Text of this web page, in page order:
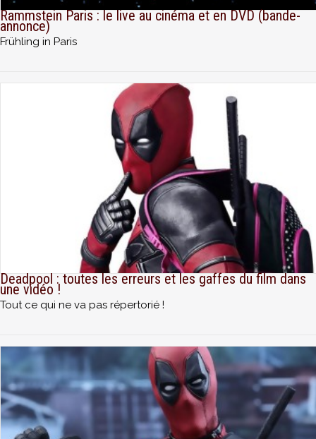
Rammstein Paris : le live au cinéma et en DVD (bande-
annonce)
Frühling in Paris
Deadpool : toutes les erreurs et les gaffes du film dans
une vidéo !
Tout ce qui ne va pas répertorié !